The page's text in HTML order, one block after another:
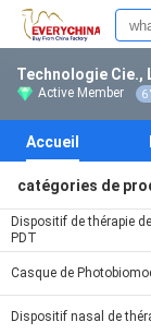
Technologie Cie.,
Active Member 6
Accueil
catégories de
Dispositif de thérapie
PDT
Casque de
Dispositif nasal de